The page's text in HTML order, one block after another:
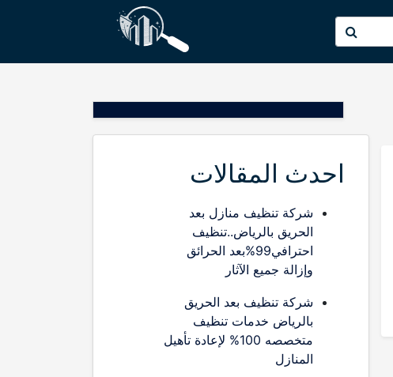
عن:
احدث المقالات
شركة تنظيف منازل بعد
الحريق بالرياض..تنظيف
احترافي99%بعد الحرائق
وإزالة جميع الآثار
شركة تنظيف بعد الحريق
بالرياض خدمات تنظيف
متخصصه 100% لإعادة تأهيل
المنازل